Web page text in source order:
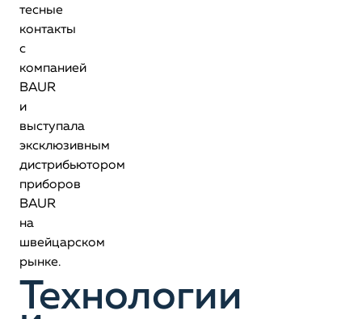
тесные
контакты
с
компанией
BAUR
и
выступала
эксклюзивным
дистрибьютором
приборов
BAUR
на
швейцарском
рынке.
Технологии